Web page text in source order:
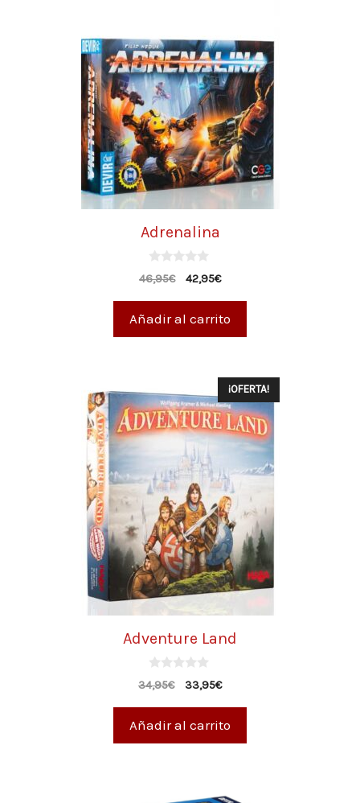
Adrenalina
0
d
46,95€ 42,95€
Añadir al carrito
¡OFERTA!
Adventure Land
0
d
34,95€ 33,95€
Añadir al carrito